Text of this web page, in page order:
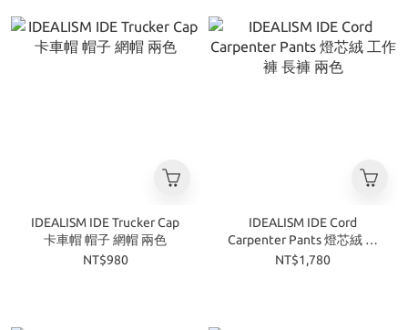
IDEALISM IDE Trucker Cap
卡車帽 帽子 網帽 兩色
NT$980
IDEALISM IDE Cord
Carpenter Pants 燈芯絨 工
作褲 長褲 兩色
NT$1,780